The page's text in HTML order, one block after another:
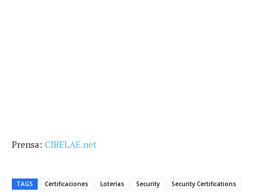
Prensa: CIBELAE.net
TAGS Certificaciones Loterías Security
Security Certifications